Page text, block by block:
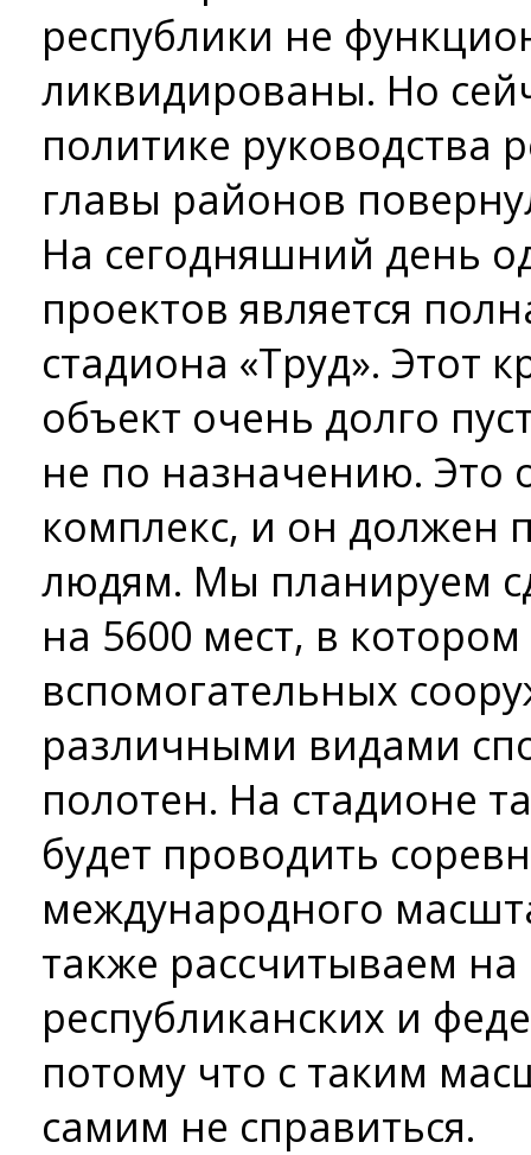
республики не
ликвидированы. Но
политике руководства
главы районов
На сегодняшний день
проектов является
стадиона «Труд». Этот
объект очень долго
не по назначению.
комплекс, и он должен
людям. Мы планируем
на 5600 мест, в котором
вспомогательных
различными видами
полотен. На стадионе
будет проводить
международного
также рассчитываем
республиканских и
потому что с таким
самим не справиться.